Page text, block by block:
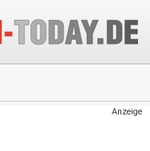
Anzeige